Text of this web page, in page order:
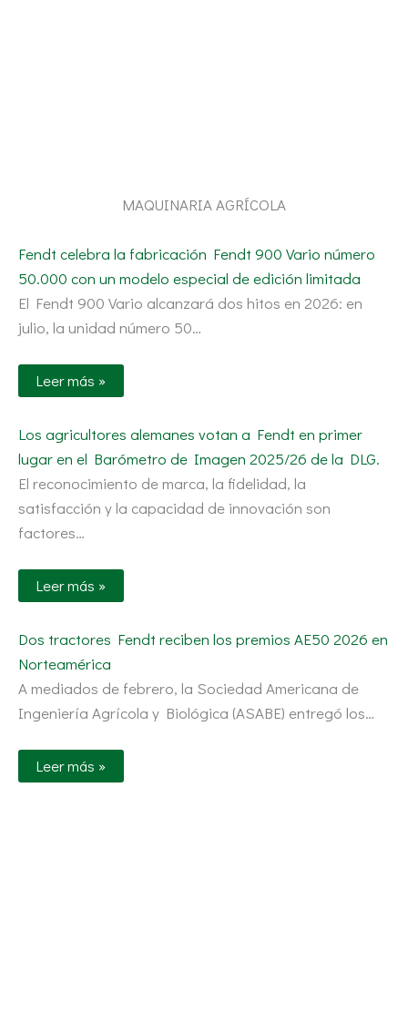
MAQUINARIA AGRÍCOLA
Fendt celebra la fabricación Fendt 900 Vario número
50.000 con un modelo especial de edición limitada
El Fendt 900 Vario alcanzará dos hitos en 2026: en
julio, la unidad número 50…
Leer más »
Los agricultores alemanes votan a Fendt en primer
lugar en el Barómetro de Imagen 2025/26 de la DLG.
El reconocimiento de marca, la fidelidad, la
satisfacción y la capacidad de innovación son
factores…
Leer más »
Dos tractores Fendt reciben los premios AE50 2026 en
Norteamérica
A mediados de febrero, la Sociedad Americana de
Ingeniería Agrícola y Biológica (ASABE) entregó los…
Leer más »